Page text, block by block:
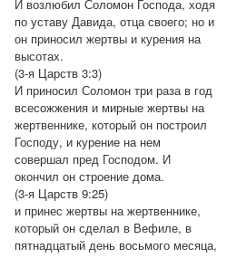
И возлюбил Соломон Господа, ходя
по уставу Давида, отца своего; но и
он приносил жертвы и курения на
высотах.
(3-я Царств 3:3)
И приносил Соломон три раза в год
всесожжения и мирные жертвы на
жертвеннике, который он построил
Господу, и курение на нем
совершал пред Господом. И
окончил он строение дома.
(3-я Царств 9:25)
и принес жертвы на жертвеннике,
который он сделал в Вефиле, в
пятнадцатый день восьмого месяца,